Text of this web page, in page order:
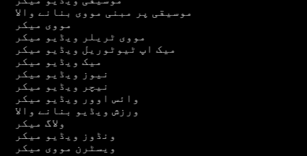
موسیقی پر مبنی مووی بنانے والا
مووی میکر
مووی ٹریلر ویڈیو میکر
میک اپ ٹیوٹوریل ویڈیو میکر
میک ویڈیو میکر
نیوز ویڈیو میکر
نیچر ویڈیو میکر
وائس اوور ویڈیو میکر
ورزش ویڈیو بنانے والا
ولاگ میکر
ونڈوز ویڈیو میکر
ویسٹرن مووی میکر